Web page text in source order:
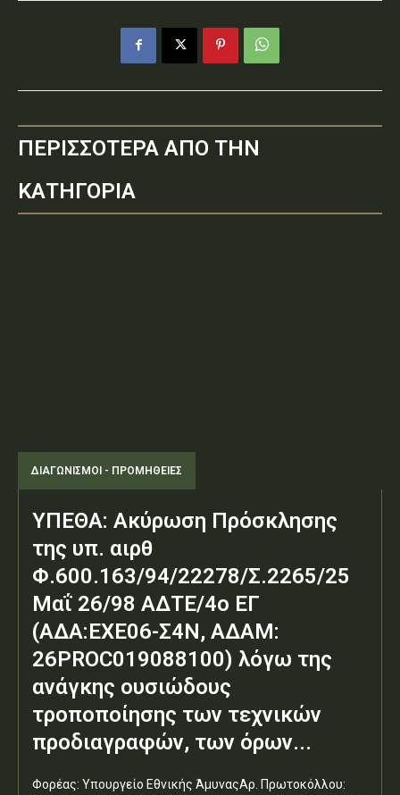
ΠΕΡΙΣΣΟΤΕΡΑ ΑΠΟ ΤΗΝ
ΚΑΤΗΓΟΡΙΑ
ΔΙΑΓΩΝΙΣΜΟΊ - ΠΡΟΜΉΘΕΙΕΣ
ΥΠΕΘΑ: Ακύρωση Πρόσκλησης
της υπ. αιρθ
Φ.600.163/94/22278/Σ.2265/25
Μαΐ 26/98 ΑΔΤΕ/4ο ΕΓ
(ΑΔΑ:ΕΧΕ06-Σ4Ν, ΑΔΑΜ:
26PROC019088100) λόγω της
ανάγκης ουσιώδους
τροποποίησης των τεχνικών
προδιαγραφών, των όρων...
Φορέας: Υπουργείο Εθνικής ΆμυναςΑρ. Πρωτοκόλλου: